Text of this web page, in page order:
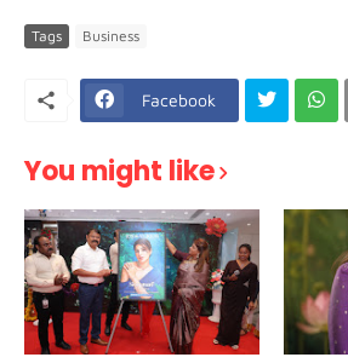
Tags Business
Facebook
You might like